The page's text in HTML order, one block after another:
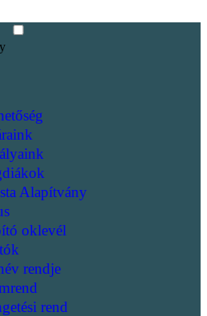
Alapítvány
oklevél
rendje
rend